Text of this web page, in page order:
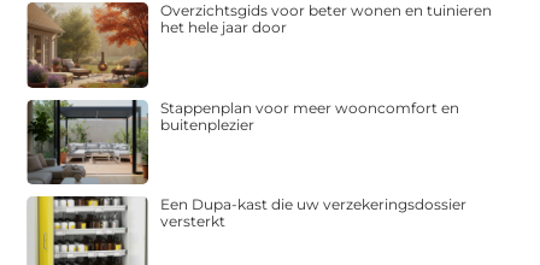
Overzichtsgids voor beter wonen en tuinieren
het hele jaar door
Stappenplan voor meer wooncomfort en
buitenplezier
Een Dupa-kast die uw verzekeringsdossier
versterkt